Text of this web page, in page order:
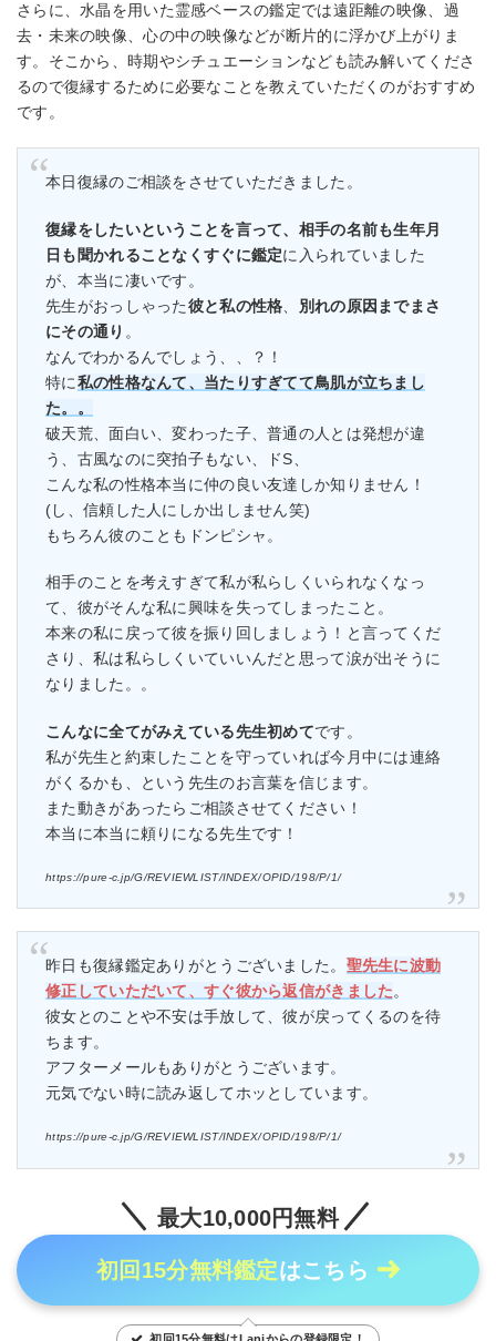
さらに、水晶を用いた霊感ベースの鑑定では遠距離の映像、過
去・未来の映像、心の中の映像などが断片的に浮かび上がりま
す。そこから、時期やシチュエーションなども読み解いてくださ
るので復縁するために必要なことを教えていただくのがおすすめ
です。
本日復縁のご相談をさせていただきました。
復縁をしたいということを言って、相手の名前も生年月
日も聞かれることなくすぐに鑑定に入られていました
が、本当に凄いです。
先生がおっしゃった彼と私の性格
別れの原因までまさ
にその通り 。
なんでわかるんでしょう、、？！
特に私の性格なんて、当たりすぎてて鳥肌が立ちまし
た。。
破天荒、面白い、変わった子、普通の人とは発想が違
う、古風なのに突拍子もない、ドS、
こんな私の性格本当に仲の良い友達しか知りません！
(し、信頼した人にしか出しません笑)
もちろん彼のこともドンピシャ。
相手のことを考えすぎて私が私らしくいられなくなっ
て、彼がそんな私に興味を失ってしまったこと。
本来の私に戻って彼を振り回しましょう！と言ってくだ
さり、私は私らしくいていいんだと思って涙が出そうに
なりました。。
こんなに全てがみえている先生初めてです。
私が先生と約束したことを守っていれば今月中には連絡
がくるかも、という先生のお言葉を信じます。
また動きがあったらご相談させてください！
本当に本当に頼りになる先生です！
https://pure-c.jp/G/REVIEWLIST/INDEX/OPID/198/P/1/
昨日も復縁鑑定ありがとうございました。 聖先生に波動
修正していただいて、すぐ彼から返信がきました。
彼女とのことや不安は手放して、彼が戻ってくるのを待
ちます。
アフターメールもありがとうございます。
元気でない時に読み返してホッとしています。
https://pure-c.jp/G/REVIEWLIST/INDEX/OPID/198/P/1/
最大10,000円無料
初回15分無料鑑定はこちら